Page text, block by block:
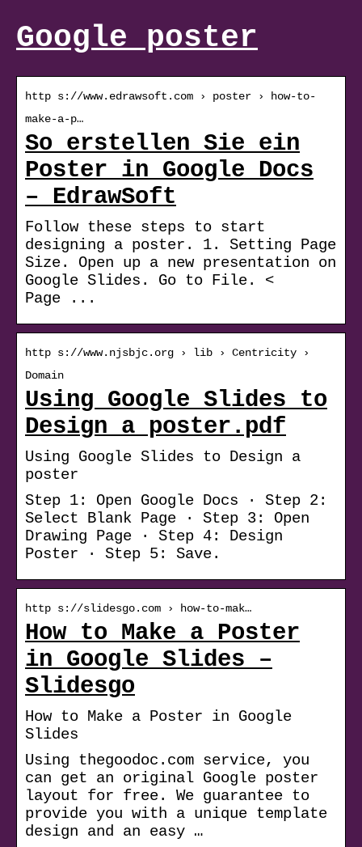
Google poster
http s://www.edrawsoft.com › poster › how-to-
make-a-p…
So erstellen Sie ein
Poster in Google Docs
– EdrawSoft
Follow these steps to start
designing a poster. 1. Setting Page
Size. Open up a new presentation on
Google Slides. Go to File. <
Page ...
http s://www.njsbjc.org › lib › Centricity ›
Domain
Using Google Slides to
Design a poster.pdf
Using Google Slides to Design a
poster
Step 1: Open Google Docs · Step 2:
Select Blank Page · Step 3: Open
Drawing Page · Step 4: Design
Poster · Step 5: Save.
http s://slidesgo.com › how-to-mak…
How to Make a Poster
in Google Slides –
Slidesgo
How to Make a Poster in Google
Slides
Using thegoodoc.com service, you
can get an original Google poster
layout for free. We guarantee to
provide you with a unique template
design and an easy …